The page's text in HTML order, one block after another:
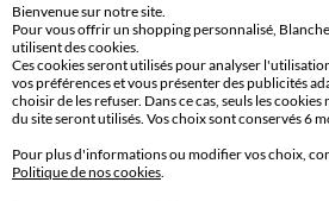
sous 30 jours avec Mondial Relay
Service clients
par chat et par téléphone
de 8h00 à 20h00 du lundi au
Bienvenue sur notre site.
Pour vous offrir un shopping personnalisé,
utilisent des cookies.
Ces cookies seront utilisés pour analyser
vos préférences et vous présenter des publicités
choisir de les refuser. Dans ce cas, seuls les
du site seront utilisés. Vos choix sont conservés 6
Pour plus d'informations ou modifier vos choix,
Politique de nos cookies